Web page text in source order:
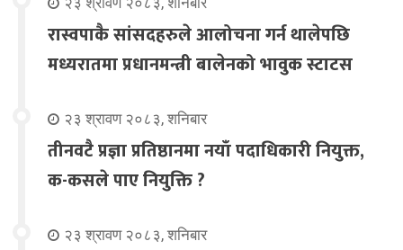
रास्वपाकै सांसदहरुले आलोचना गर्न थालेपछि
मध्यरातमा प्रधानमन्त्री बालेनको भावुक स्टाटस
२३ श्रावण २०८३, शनिबार
तीनवटै प्रज्ञा प्रतिष्ठानमा नयाँ पदाधिकारी नियुक्त,
क-कसले पाए नियुक्ति ?
२३ श्रावण २०८३, शनिबार